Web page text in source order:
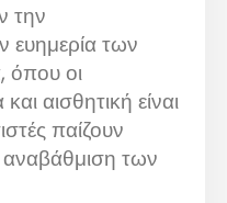
την
ευημερία των
όπου οι
αισθητική είναι
παίζουν
των